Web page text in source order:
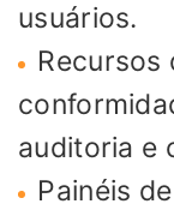
usuários.
Recursos
auditoria e
Painéis